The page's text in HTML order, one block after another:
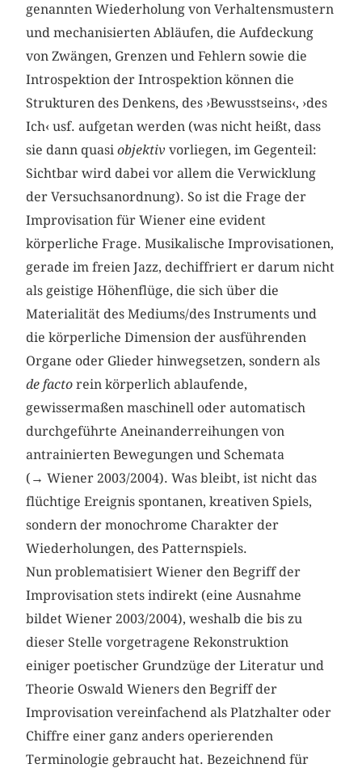
genannten Wiederholung von Verhaltensmustern
und mechanisierten Abläufen, die Aufdeckung
von Zwängen, Grenzen und Fehlern sowie die
Introspektion der Introspektion können die
Strukturen des Denkens, des ›Bewusstseins‹, ›des
Ich‹ usf. aufgetan werden (was nicht heißt, dass
sie dann quasiobjektiv vorliegen, im Gegenteil:
Sichtbar wird dabei vor allem die Verwicklung
der Versuchsanordnung). So ist die Frage der
Improvisation für Wiener eine evident
körperliche Frage. Musikalische Improvisationen,
gerade im freien Jazz, dechiffriert er darum nicht
als geistige Höhenflüge, die sich über die
Materialität des Mediums/des Instruments und
die körperliche Dimension der ausführenden
Organe oder Glieder hinwegsetzen, sondern als
de facto rein körperlich ablaufende,
gewissermaßen maschinell oder automatisch
durchgeführte Aneinanderreihungen von
antrainierten Bewegungen und Schemata
(→ Wiener 2003/2004). Was bleibt, ist nicht das
flüchtige Ereignis spontanen, kreativen Spiels,
sondern der monochrome Charakter der
Wiederholungen, des Patternspiels.
Nun problematisiert Wiener den Begriff der
Improvisation stets indirekt (eine Ausnahme
bildet Wiener 2003/2004), weshalb die bis zu
dieser Stelle vorgetragene Rekonstruktion
einiger poetischer Grundzüge der Literatur und
Theorie Oswald Wieners den Begriff der
Improvisation vereinfachend als Platzhalter oder
Chiffre einer ganz anders operierenden
Terminologie gebraucht hat. Bezeichnend für